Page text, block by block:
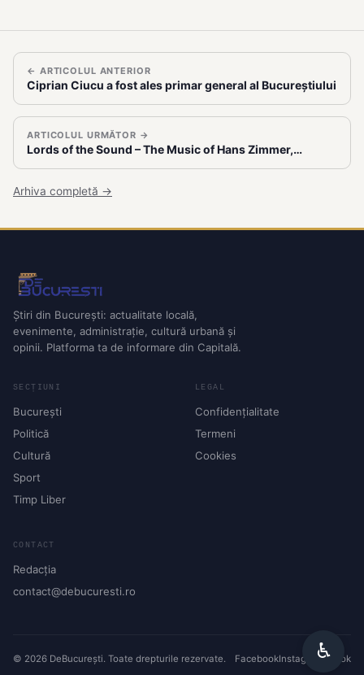
← ARTICOLUL ANTERIOR
Ciprian Ciucu a fost ales primar general al Bucureștiului
ARTICOLUL URMĂTOR →
Lords of the Sound – The Music of Hans Zimmer,…
Arhiva completă →
Știri din București: actualitate locală,
evenimente, administrație, cultură urbană și
opinii. Platforma ta de informare din Capitală.
SECȚIUNI
București
Politică
Cultură
Sport
Timp Liber
LEGAL
Confidențialitate
Termeni
Cookies
CONTACT
Redacția
contact@debucuresti.ro
© 2026 DeBucurești. Toate drepturile rezervate. FacebookInstagramTikTok
♿︎